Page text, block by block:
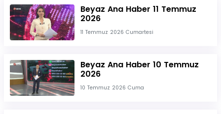
Beyaz Ana Haber 11 Temmuz
2026
11 Temmuz 2026 Cumartesi
Beyaz Ana Haber 10 Temmuz
2026
10 Temmuz 2026 Cuma